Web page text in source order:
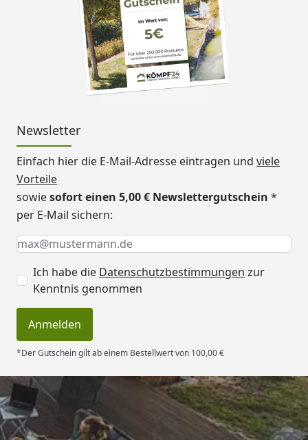
Newsletter
Einfach hier die E-Mail-Adresse eintragen und viele
Vorteile
sowiesofort einen 5,00 € Newslettergutschein *
per E-Mail sichern:
Keine Eingabe erforderlich
Eingabe erforderlich
E-Mail *
Ich habe die Datenschutzbestimmungen zur
Kenntnis genommen
Anmelden
*Der Gutschein gilt ab einem Bestellwert von 100,00 €
Trusted Shops